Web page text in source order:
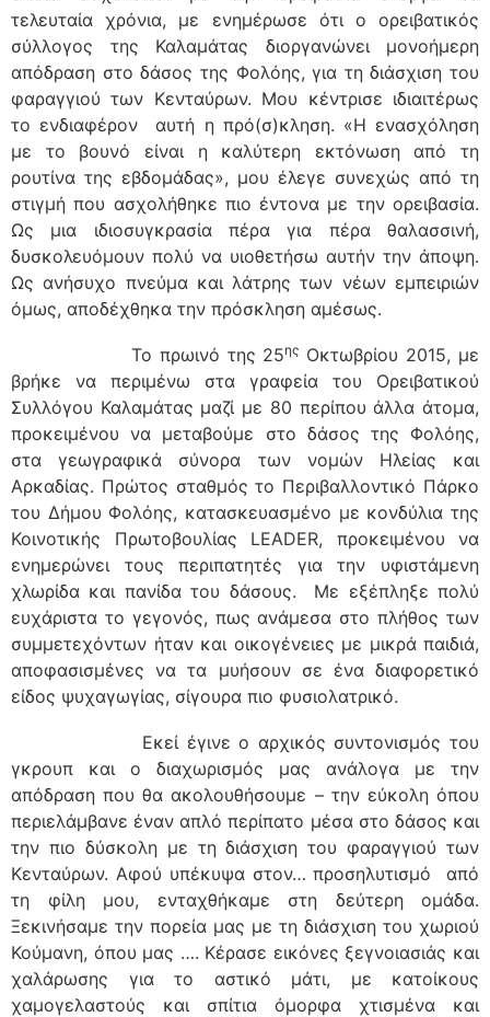
τελευταία χρόνια, με ενημέρωσε ότι ο ορειβατικός
σύλλογος της Καλαμάτας διοργανώνει μονοήμερη
απόδραση στο δάσος της Φολόης, για τη διάσχιση του
φαραγγιού των Κενταύρων. Μου κέντρισε ιδιαιτέρως
το ενδιαφέρον αυτή η πρό(σ)κληση. «Η ενασχόληση
με το βουνό είναι η καλύτερη εκτόνωση από τη
ρουτίνα της εβδομάδας», μου έλεγε συνεχώς από τη
στιγμή που ασχολήθηκε πιο έντονα με την ορειβασία.
Ως μια ιδιοσυγκρασία πέρα για πέρα θαλασσινή,
δυσκολευόμουν πολύ να υιοθετήσω αυτήν την άποψη.
Ως ανήσυχο πνεύμα και λάτρης των νέων εμπειριών
όμως, αποδέχθηκα την πρόσκληση αμέσως.
Το πρωινό της 25ης Οκτωβρίου 2015, με
βρήκε να περιμένω στα γραφεία του Ορειβατικού
Συλλόγου Καλαμάτας μαζί με 80 περίπου άλλα άτομα,
προκειμένου να μεταβούμε στο δάσος της Φολόης,
στα γεωγραφικά σύνορα των νομών Ηλείας και
Αρκαδίας. Πρώτος σταθμός το Περιβαλλοντικό Πάρκο
του Δήμου Φολόης, κατασκευασμένο με κονδύλια της
Κοινοτικής Πρωτοβουλίας LEADER, προκειμένου να
ενημερώνει τους περιπατητές για την υφιστάμενη
χλωρίδα και πανίδα του δάσους. Με εξέπληξε πολύ
ευχάριστα το γεγονός, πως ανάμεσα στο πλήθος των
συμμετεχόντων ήταν και οικογένειες με μικρά παιδιά,
αποφασισμένες να τα μυήσουν σε ένα διαφορετικό
είδος ψυχαγωγίας, σίγουρα πιο φυσιολατρικό.
Εκεί έγινε ο αρχικός συντονισμός του
γκρουπ και ο διαχωρισμός μας ανάλογα με την
απόδραση που θα ακολουθήσουμε – την εύκολη όπου
περιελάμβανε έναν απλό περίπατο μέσα στο δάσος και
την πιο δύσκολη με τη διάσχιση του φαραγγιού των
Κενταύρων. Αφού υπέκυψα στον… προσηλυτισμό από
τη φίλη μου, ενταχθήκαμε στη δεύτερη ομάδα.
Ξεκινήσαμε την πορεία μας με τη διάσχιση του χωριού
Κούμανη, όπου μας …. Κέρασε εικόνες ξεγνοιασιάς και
χαλάρωσης για το αστικό μάτι, με κατοίκους
χαμογελαστούς και σπίτια όμορφα χτισμένα και